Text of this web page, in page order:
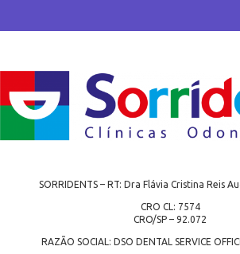
SORRIDENTS – RT: Dra Flávia Cristina Reis
CRO CL: 7574
CRO/SP – 92.072
RAZÃO SOCIAL: DSO DENTAL SERVICE